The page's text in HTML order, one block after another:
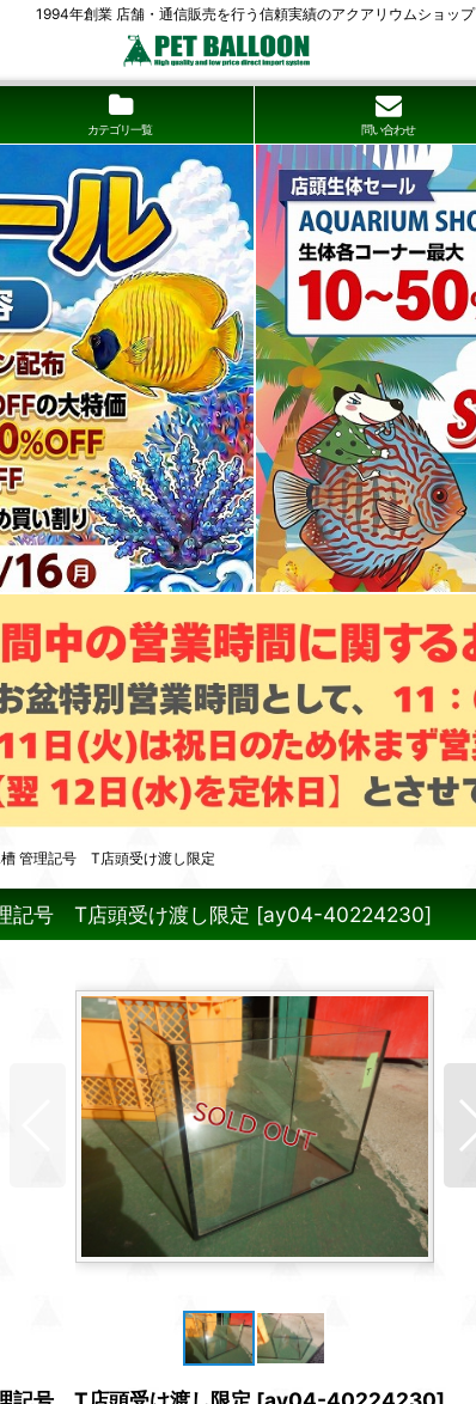
1994年創業 店舗・通信販売を行う信頼実績のアクアリウムショップ
カテゴリ一覧 問い合わせ
管理記号 T店頭受け渡し限定
記号 T店頭受け渡し限定 [ay04-40224230]